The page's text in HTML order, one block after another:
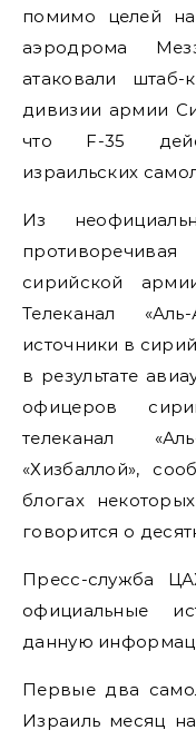
помимо целей на
аэродрома
атаковали штаб-
дивизии армии
что F-35
израильских
Из
сирийской
Телеканал
источники в
в результате
офицеров
телеканал
«Хизбаллой»,
блогах
говорится о
Пресс-служба
официальные
данную
Первые два
Израиль месяц